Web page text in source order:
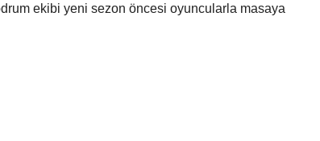
ekibi yeni sezon öncesi oyuncularla masaya